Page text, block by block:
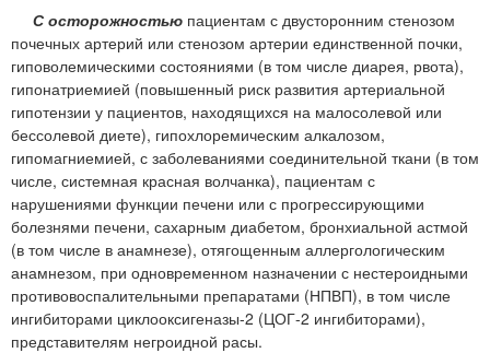
С осторожностью пациентам с двусторонним стенозом
почечных артерий или стенозом артерии единственной почки,
гиповолемическими состояниями (в том числе диарея, рвота),
гипонатриемией (повышенный риск развития артериальной
гипотензии у пациентов, находящихся на малосолевой или
бессолевой диете), гипохлоремическим алкалозом,
гипомагниемией, с заболеваниями соединительной ткани (в том
числе, системная красная волчанка), пациентам с
нарушениями функции печени или с прогрессирующими
болезнями печени, сахарным диабетом, бронхиальной астмой
(в том числе в анамнезе), отягощенным аллергологическим
анамнезом, при одновременном назначении с нестероидными
противовоспалительными препаратами (НПВП), в том числе
ингибиторами циклооксигеназы-2 (ЦОГ-2 ингибиторами),
представителям негроидной расы.